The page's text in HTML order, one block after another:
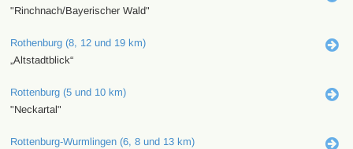
"Rinchnach/Bayerischer Wald"
Rothenburg (8, 12 und 19 km)
„Altstadtblick“
Rottenburg (5 und 10 km)
"Neckartal"
Rottenburg-Wurmlingen (6, 8 und 13 km)